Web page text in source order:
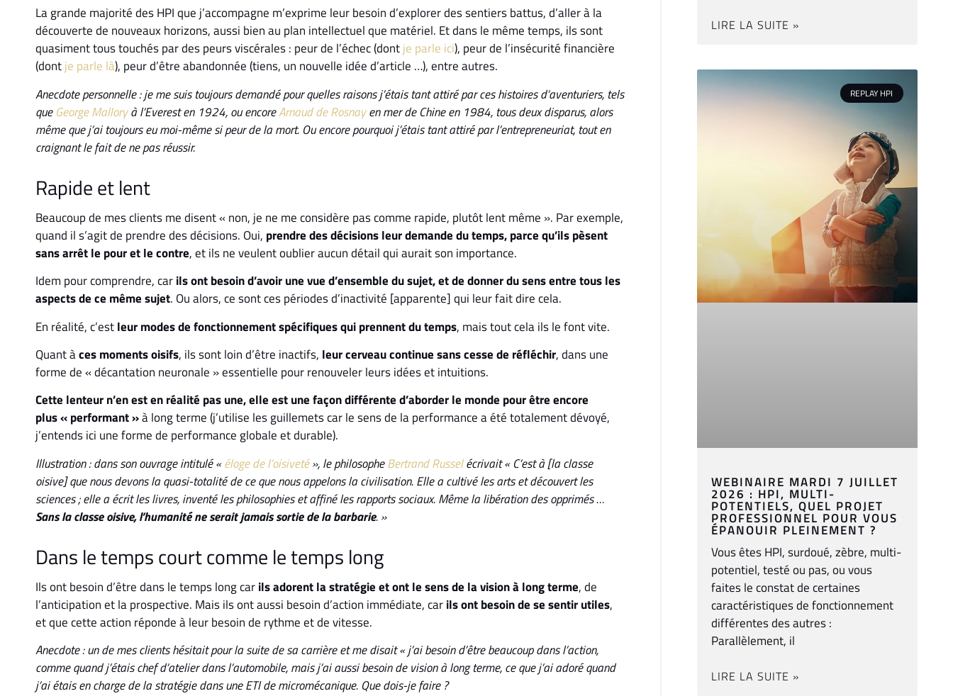
La grande majorité des HPI que j’accompagne m’exprime leur besoin d’explorer des sentiers battus, d’aller à la
découverte de nouveaux horizons, aussi bien au plan intellectuel que matériel. Et dans le même temps, ils sont
quasiment tous touchés par des peurs viscérales : peur de l’échec (dontje parle ici), peur de l’insécurité financière
(dontje parle là), peur d’être abandonnée (tiens, un nouvelle idée d’article …), entre autres.
Anecdote personnelle : je me suis toujours demandé pour quelles raisons j’étais tant attiré par ces histoires d’aventuriers, tels
queGeorge Malloryà l’Everest en 1924, ou encoreArnaud de Rosnayen mer de Chine en 1984, tous deux disparus, alors
même que j’ai toujours eu moi-même si peur de la mort. Ou encore pourquoi j’étais tant attiré par l’entrepreneuriat, tout en
craignant le fait de ne pas réussir.
Rapide et lent
Beaucoup de mes clients me disent « non, je ne me considère pas comme rapide, plutôt lent même ». Par exemple,
quand il s’agit de prendre des décisions. Oui, prendre des décisions leur demande du temps, parce qu’ils pèsent
sans arrêt le pour et le contre, et ils ne veulent oublier aucun détail qui aurait son importance.
Idem pour comprendre, carils ont besoin d’avoir une vue d’ensemble du sujet, et de donner du sens entre tous les
aspects de ce même sujet. Ou alors, ce sont ces périodes d’inactivité [apparente] qui leur fait dire cela.
En réalité, c’estleur modes de fonctionnement spécifiques qui prennent du temps, mais tout cela ils le font vite.
Quant àces moments oisifs, ils sont loin d’être inactifs, leur cerveau continue sans cesse de réfléchir, dans une
forme de « décantation neuronale » essentielle pour renouveler leurs idées et intuitions.
Cette lenteur n’en est en réalité pas une, elle est une façon différente d’aborder le monde pour être encore
plus « performant »à long terme (j’utilise les guillemets car le sens de la performance a été totalement dévoyé,
j’entends ici une forme de performance globale et durable).
Illustration : dans son ouvrage intitulé «éloge de l’oisiveté», le philosopheBertrand Russelécrivait « C’est à [la classe
oisive] que nous devons la quasi-totalité de ce que nous appelons la civilisation. Elle a cultivé les arts et découvert les
sciences ; elle a écrit les livres, inventé les philosophies et affiné les rapports sociaux. Même la libération des opprimés …
Sans la classe oisive, l’humanité ne serait jamais sortie de la barbarie. »
Dans le temps court comme le temps long
Ils ont besoin d’être dans le temps long carils adorent la stratégie et ont le sens de la vision à long terme, de
l’anticipation et la prospective. Mais ils ont aussi besoin d’action immédiate, carils ont besoin de se sentir utiles,
et que cette action réponde à leur besoin de rythme et de vitesse.
Anecdote : un de mes clients hésitait pour la suite de sa carrière et me disait « j’ai besoin d’être beaucoup dans l’action,
comme quand j’étais chef d’atelier dans l’automobile, mais j’ai aussi besoin de vision à long terme, ce que j’ai adoré quand
j’ai étais en charge de la stratégie dans une ETI de micromécanique. Que dois-je faire ?
LIRE LA SUITE »
REPLAY HPI
WEBINAIRE MARDI 7 JUILLET
2026 : HPI, MULTI-
POTENTIELS, QUEL PROJET
PROFESSIONNEL POUR VOUS
ÉPANOUIR PLEINEMENT ?
Vous êtes HPI, surdoué, zèbre, multi-
potentiel, testé ou pas, ou vous
faites le constat de certaines
caractéristiques de fonctionnement
différentes des autres :
Parallèlement, il
LIRE LA SUITE »